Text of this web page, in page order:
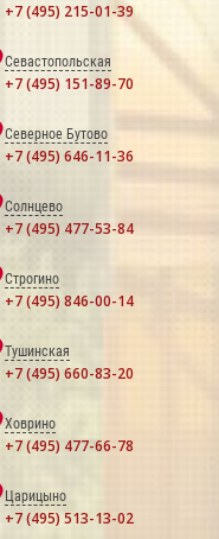
+7 (495) 215-01-39
Севастопольская
+7 (495) 151-89-70
Северное Бутово
+7 (495) 646-11-36
Солнцево
+7 (495) 477-53-84
Строгино
+7 (495) 846-00-14
Тушинская
+7 (495) 660-83-20
Ховрино
+7 (495) 477-66-78
Царицыно
+7 (495) 513-13-02